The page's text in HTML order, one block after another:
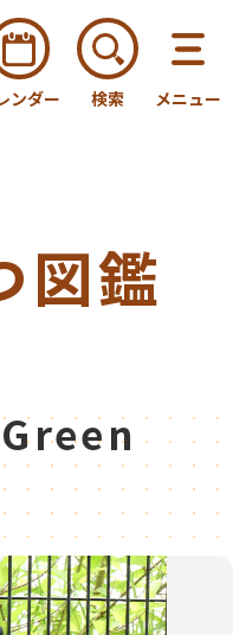
ンダー 検索 メニュー
図鑑